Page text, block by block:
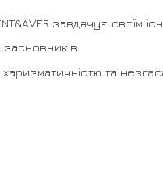
завдячує своїм
та